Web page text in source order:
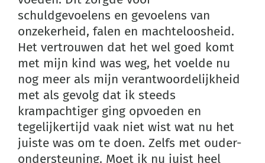
schuldgevoelens en gevoelens van
onzekerheid, falen en machteloosheid.
Het vertrouwen dat het wel goed komt
met mijn kind was weg, het voelde nu
nog meer als mijn verantwoordelijkheid
met als gevolg dat ik steeds
krampachtiger ging opvoeden en
tegelijkertijd vaak niet wist wat nu het
juiste was om te doen. Zelfs met ouder-
ondersteuning. Moet ik nu juist heel